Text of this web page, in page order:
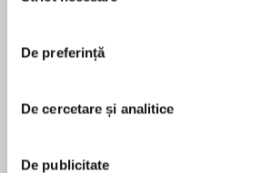
De preferință
De cercetare și analitice
De publicitate
pentru zâmbetul său și gesturile
față de toată lumea. Însă acum
ce a încasat două gloanțe și
este eclipsat de atacuri de panică
care a fost cândva. Dar nu e
Recenzii